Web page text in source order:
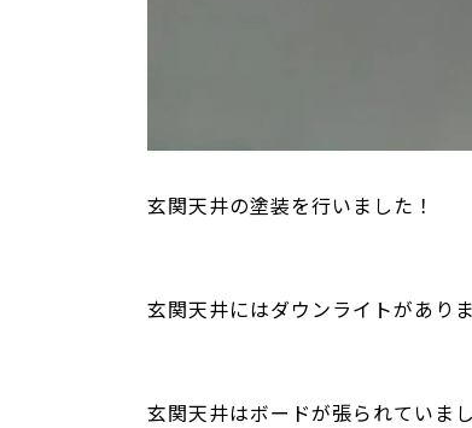
玄関天井の塗装を行いました！
玄関天井にはダウンライトがあり
玄関天井はボードが張られていま